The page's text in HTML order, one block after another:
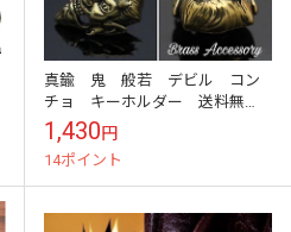
真鍮 鬼 般若 デビル コン
チョ キーホルダー 送料無
料 キーリング バイカー ハー
レー 鍵 メンズ レディース キー
チェーン...
1,430円
14ポイント